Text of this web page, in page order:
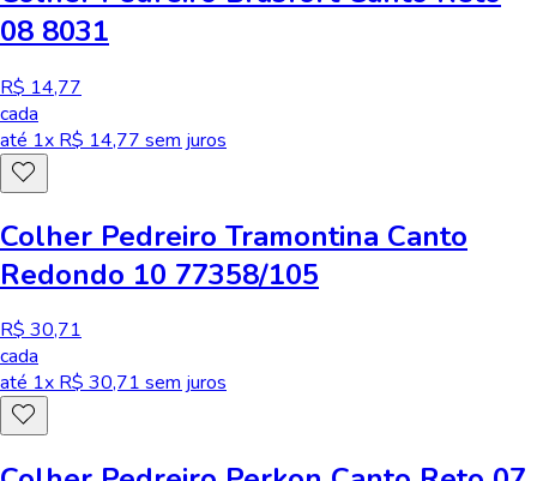
08 8031
R$ 14,77
cada
até 1x R$ 14,77 sem juros
Colher Pedreiro Tramontina Canto
Redondo 10 77358/105
R$ 30,71
cada
até1x R$30,71sem juros